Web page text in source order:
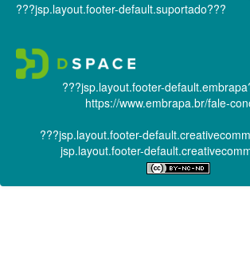
???jsp.layout.footer-default.suportado???
???jsp.layout.footer-
https://www.embrapa.br/fale-
???jsp.layout.footer-
jsp.layout.footer-